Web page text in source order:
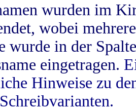
wurden im
wobei
wurde in der
eingetragen.
Hinweise zu